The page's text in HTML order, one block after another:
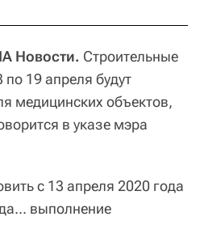
Новости. Строительные
19 апреля будут
медицинских объектов,
в указе мэра
с 13 апреля 2020 года
выполнение